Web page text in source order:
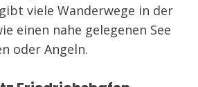
viele Wanderwege in der
einen nahe gelegenen See
oder Angeln.